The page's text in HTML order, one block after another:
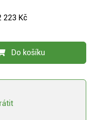
223 Kč
Do košíku